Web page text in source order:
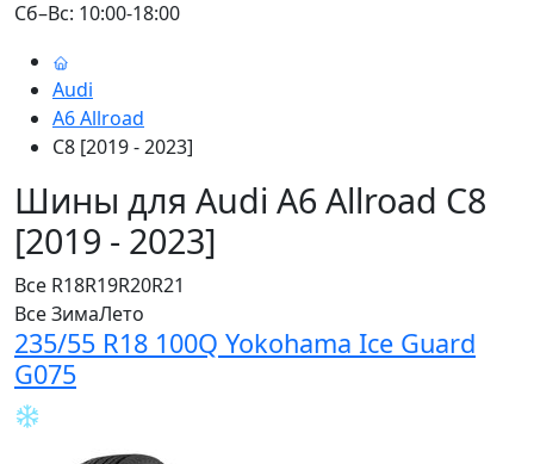
Сб–Вс: 10:00-18:00
Audi
A6 Allroad
C8 [2019 - 2023]
Шины для Audi A6 Allroad C8
[2019 - 2023]
Все R18R19R20R21
ВсеЗимаЛето
235/55 R18 100Q Yokohama Ice Guard
G075